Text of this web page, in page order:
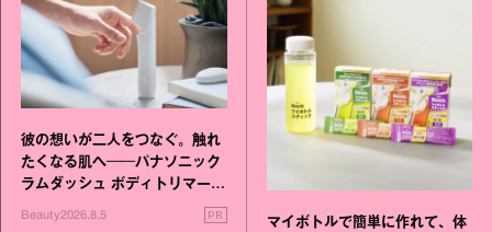
彼の想いが二人をつなぐ。触れ
たくなる肌へ──パナソニック
ラムダッシュ ボディトリマーが
Beauty2026.8.5 PR
マイボトルで簡単に作れて、体